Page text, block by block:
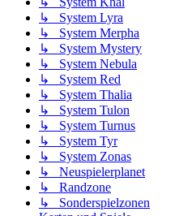
↳ System Lyra
↳ System Merpha
↳ System Mystery
↳ System Nebula
↳ System Red
↳ System Thalia
↳ System Tulon
↳ System Turnus
↳ System Tyr
↳ System Zonas
↳ Neuspielerplanet
↳ Randzone
↳ Sonderspielzonen